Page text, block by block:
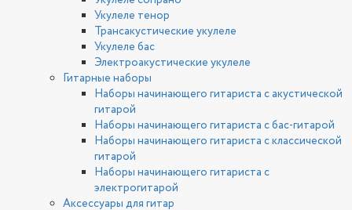
Укулеле тенор
Трансакустические укулеле
Укулеле бас
Электроакустические укулеле
Гитарные наборы
Наборы начинающего гитариста с акустической
гитарой
Наборы начинающего гитариста с бас-гитарой
Наборы начинающего гитариста с классической
гитарой
Наборы начинающего гитариста с
электрогитарой
Аксессуары для гитар